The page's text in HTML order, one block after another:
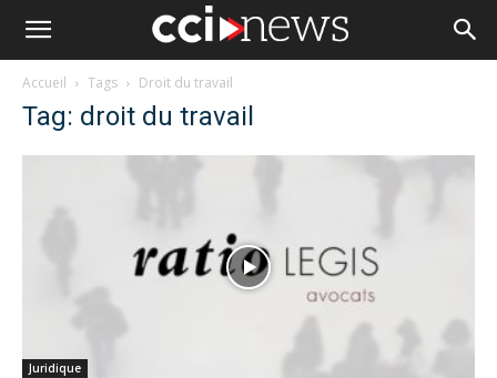
Accueil Tags Droit du travail
Tag: droit du travail
Juridique